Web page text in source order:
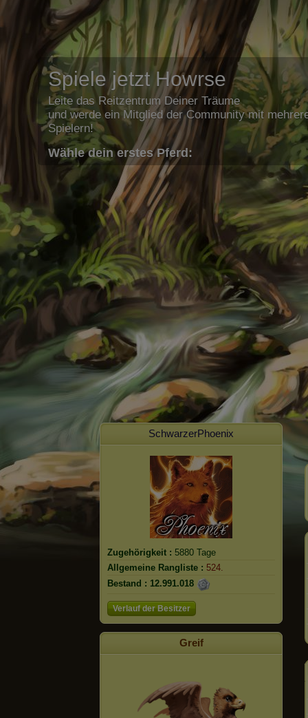
Spiele jetzt Howrse
Leite das Reitzentrum Deiner Träume
und werde ein Mitglied der Community mit
Spielern!
Wähle dein erstes Pferd:
SchwarzerPhoenix
Zugehörigkeit : 5880 Tage
Allgemeine Rangliste : 524.
Bestand : 12.991.018
Verlauf der Besitzer
Greif